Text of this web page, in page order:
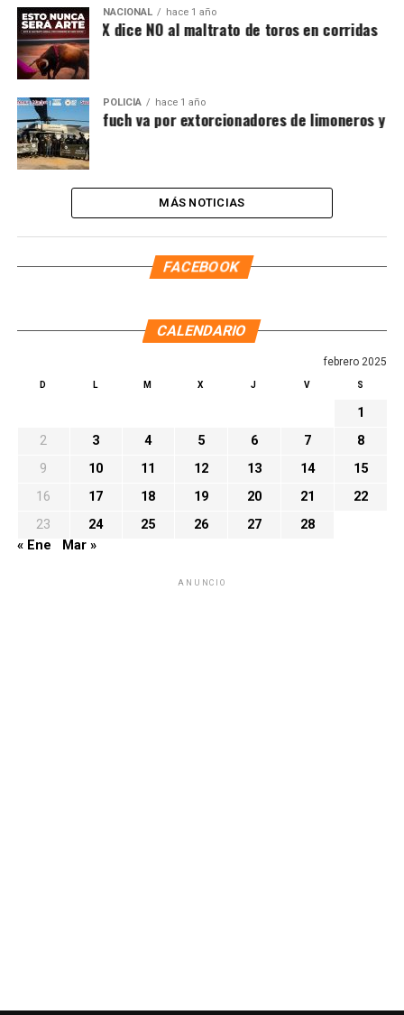
NACIONAL hace 1 año
de la CDMX dice NO al maltrato de toros en corridas
POLICÍA hace 1 año
acabo!, Harafuch va por extorcionadores de limoneros y
MÁS NOTICIAS
FACEBOOK
CALENDARIO
febrero 2025
D L M X J V S
1
2
3 4 5 6 7
8
9
10 11 12 13 14
15
16
17 18 19 20 21
22
23
24 25 26 27
28
« Ene
Mar »
ANUNCIO